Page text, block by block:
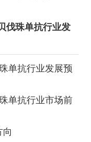
珠单抗行业发
单抗行业发展预
单抗行业市场前